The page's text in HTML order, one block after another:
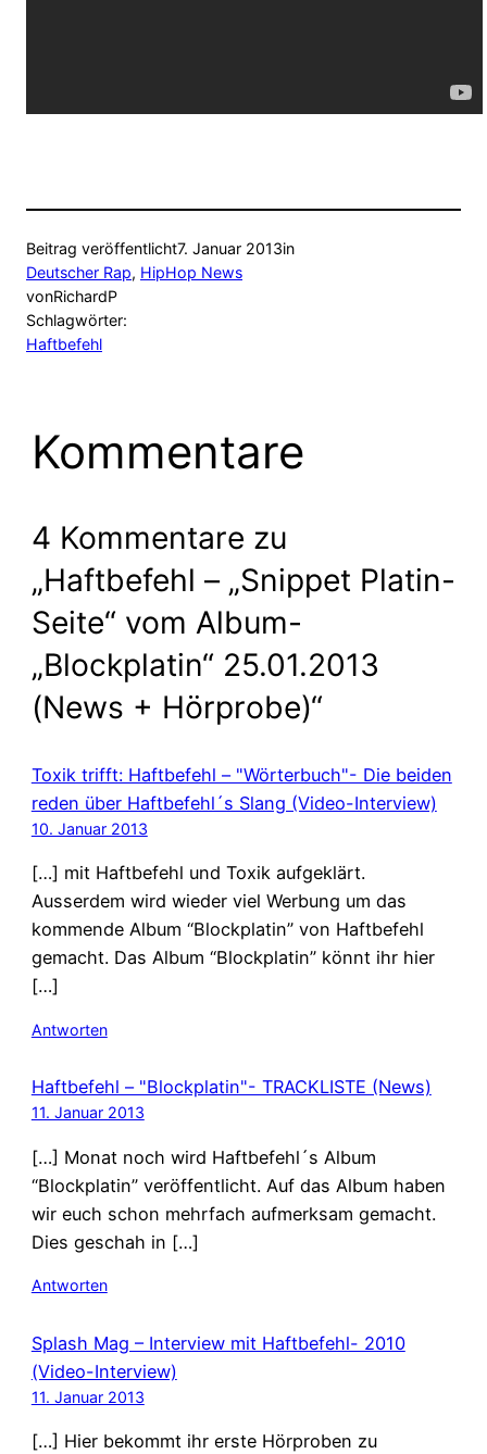
Beitrag veröffentlicht7. Januar 2013in
Deutscher Rap, HipHop News
vonRichardP
Schlagwörter:
Haftbefehl
Kommentare
4 Kommentare zu
„Haftbefehl – „Snippet Platin-
Seite“ vom Album-
„Blockplatin“ 25.01.2013
(News + Hörprobe)“
Toxik trifft: Haftbefehl – "Wörterbuch"- Die beiden
reden über Haftbefehl´s Slang (Video-Interview)
10. Januar 2013
[…] mit Haftbefehl und Toxik aufgeklärt.
Ausserdem wird wieder viel Werbung um das
kommende Album “Blockplatin” von Haftbefehl
gemacht. Das Album “Blockplatin” könnt ihr hier
[…]
Antworten
Haftbefehl – "Blockplatin"- TRACKLISTE (News)
11. Januar 2013
[…] Monat noch wird Haftbefehl´s Album
“Blockplatin” veröffentlicht. Auf das Album haben
wir euch schon mehrfach aufmerksam gemacht.
Dies geschah in […]
Antworten
Splash Mag – Interview mit Haftbefehl- 2010
(Video-Interview)
11. Januar 2013
[…] Hier bekommt ihr erste Hörproben zu